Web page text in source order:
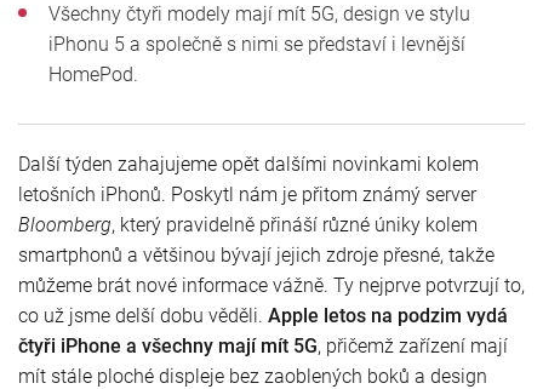
Všechny čtyři modely mají mít 5G, design ve stylu
iPhonu 5 a společně s nimi se představí i levnější
HomePod.
Další týden zahajujeme opět dalšími novinkami kolem
letošních iPhonů. Poskytl nám je přitom známý server
Bloomberg, který pravidelně přináší různé úniky kolem
smartphonů a většinou bývají jejich zdroje přesné, takže
můžeme brát nové informace vážně. Ty nejprve potvrzují to,
co už jsme delší dobu věděli. Apple letos na podzim vydá
čtyři iPhone a všechny mají mít 5G, přičemž zařízení mají
mít stále ploché displeje bez zaoblených boků a design